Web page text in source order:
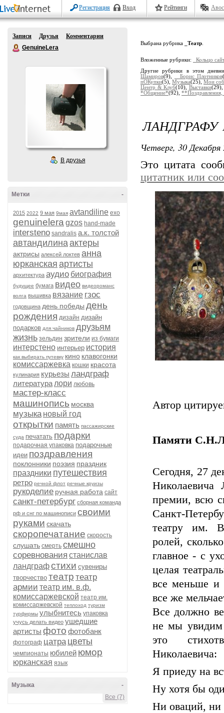
Регистрация Вход Рейтинги
Записи Друзья
Комментарии
GenuineLera
В друзья
-
Метки
2015 2022 9 мая 9мая avtandiline exo
genuinelera gzos hand-made
intersteno sandralis а.к. толстой
автандилинаактеры
актрисы алексей локтев анна
юрканская артисты
архитектура аудио биография
будущее бумага видео видеороманс
волга вышивка вязание гзос
годовщина день победы день
рождения дизайн дизайн
подарков для чайников друзьям
жизнь зельдин зрители из бумаги
интерстено интерьер история
как выбирать путевку кино клавогонки
комиссаржевка кошки красота
кулинария курьезы ландграф
литература лори любовь
мастер-класс
машинопись москва
музыка новый год
открытки память пассажирские
суда печатать подарки
подарочная упаковка подарочные
идеи поздравления
поклонники поэзия праздник
праздники путешествия
ретро речной флот речные круизы
рукоделие ручная работа сайт
санкт-петербург сборная команда
рф и снг по машинописи своими
руками скачать
скоропечатание скорость
слушать смерть смешно
соревнования станислав
ландграфстихи сувениры
творчество театр театр
армии театр им. в.ф.
комиссаржевской театр им.
комиссаржевской теплоход туризм
турфирмы улыбнитесь упаковка
учусь делать видео ушедшие
артисты фото фотобанк
фотограф цатра цветы
чемпионаты юбилей юмор
юрканская язык
-
Музыка
Все (7)
Выбрана рубрика _Театр
Вложенные рубрики:
_Кольцо
Другие рубрики в этом
Шамиров(9), _ Борис Плотников
пОКупки(5), Музыка(25), Мои
Центр & Клуб(10), Выставки
*Общение*(92),
ЛАНДГРАФУ
Четверг, 30
Это цитата
цитатник или
Автор
Памяти
Сегодня, 27
Николаевича
премии, всю
Санкт-
театру им.
ролей,
главное - с
целая
все меньше и
все же
Все должно
не мы увидим
это
Николаевича:
Я приеду на
Ну хотя бы
Ни оваций, ни